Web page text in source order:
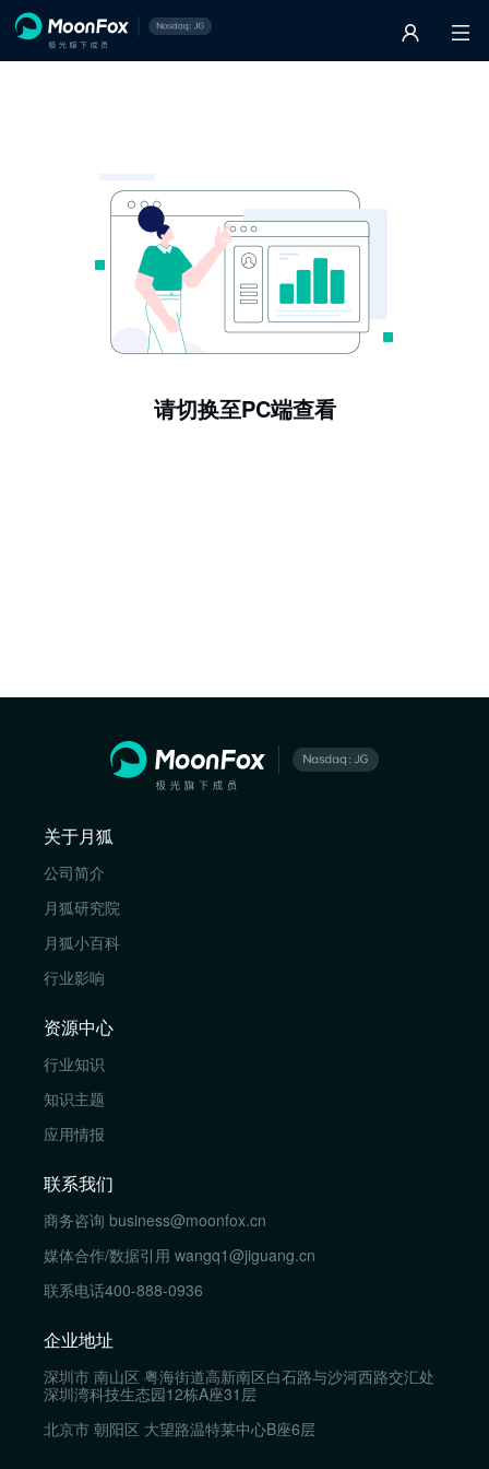
请切换至PC端查看
关于月狐
公司简介
月狐研究院
月狐小百科
行业影响
资源中心
行业知识
知识主题
应用情报
联系我们
商务咨询 business@moonfox.cn
媒体合作/数据引用 wangq1@jiguang.cn
联系电话400-888-0936
企业地址
深圳市 南山区 粤海街道高新南区白石路与沙河西路交汇处
深圳湾科技生态园12栋A座31层
北京市 朝阳区 大望路温特莱中心B座6层